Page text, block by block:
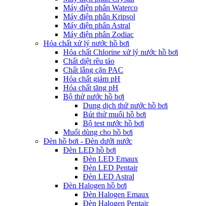
Máy điện phân Waterco
Máy điện phân Kripsol
Máy điện phân Astral
Máy điện phân Zodiac
Hóa chất xử lý nước hồ bơi
Hóa chất Chlorine xử lý nước hồ bơi
Chất diệt rêu tảo
Chất lắng cặn PAC
Hóa chất giảm pH
Hóa chất tăng pH
Bộ thử nước hồ bơi
Dung dịch thử nước hồ bơi
Bút thử muối hồ bơi
Bộ test nước hồ bơi
Muối dùng cho hồ bơi
Đèn hồ bơi - Đèn dưới nước
Đèn LED hồ bơi
Đèn LED Emaux
Đèn LED Pentair
Đèn LED Astral
Đèn Halogen hồ bơi
Đèn Halogen Emaux
Đèn Halogen Pentair